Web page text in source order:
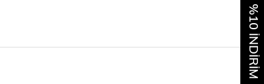
%10 İNDİRİM